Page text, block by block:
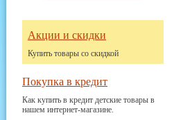
Акции и скидки
Купить товары со скидкой
Покупка в кредит
Как купить в кредит детские товары в
нашем интернет-магазине.